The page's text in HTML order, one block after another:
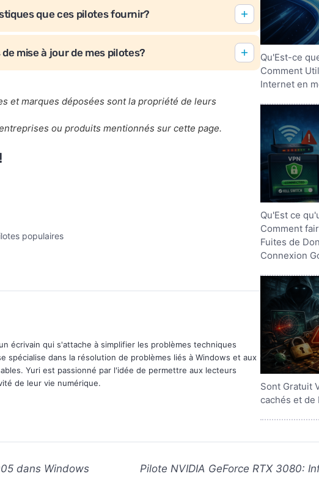
que ces pilotes fournir?
de mise à jour de mes pilotes?
et marques déposées sont la propriété de leurs
ou produits mentionnés sur cette page.
populaires
écrivain qui s'attache à simplifier les problèmes techniques
spécialise dans la résolution de problèmes liés à Windows et aux
Yuri est passionné par l'idée de permettre aux lecteurs
de leur vie numérique.
Qu'Est-ce
Comment
Internet en
Qu'Est ce
Comment
Fuites de
Connexion
Sont Gratuit
cachés et
dans Windows Pilote NVIDIA GeForce RTX 3080: